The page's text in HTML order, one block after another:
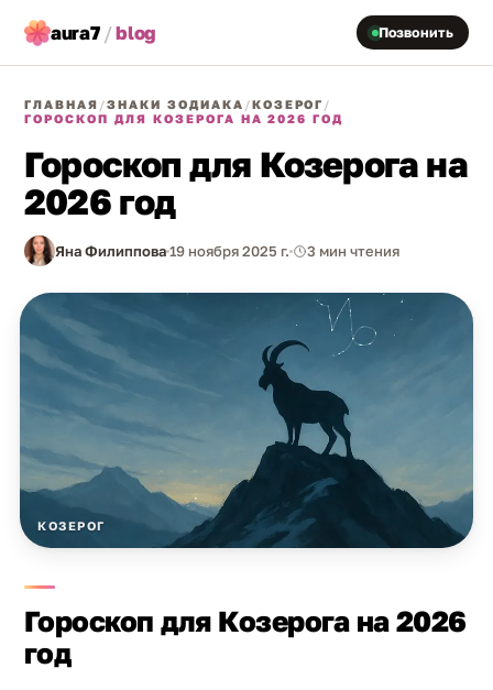
aura7 /blog Позвонить
ГЛАВНАЯ /ЗНАКИ ЗОДИАКА /КОЗЕРОГ /
ГОРОСКОП ДЛЯ КОЗЕРОГА НА 2026 ГОД
Гороскоп для Козерога на
2026 год
Яна Филиппова19 ноября 2025 г. 3 мин чтения
КОЗЕРОГ
Гороскоп для Козерога на 2026
год